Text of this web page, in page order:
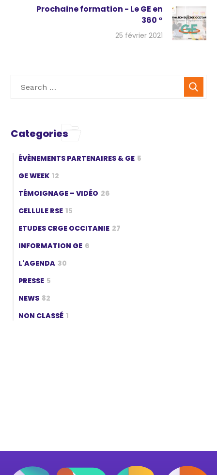
Prochaine formation - Le GE en
360 °
25 février 2021
Categories
ÉVÈNEMENTS PARTENAIRES & GE 5
GE WEEK 12
TÉMOIGNAGE – VIDÉO 26
CELLULE RSE 15
ETUDES CRGE OCCITANIE 27
INFORMATION GE 6
L'AGENDA 30
PRESSE 5
NEWS 82
NON CLASSÉ 1